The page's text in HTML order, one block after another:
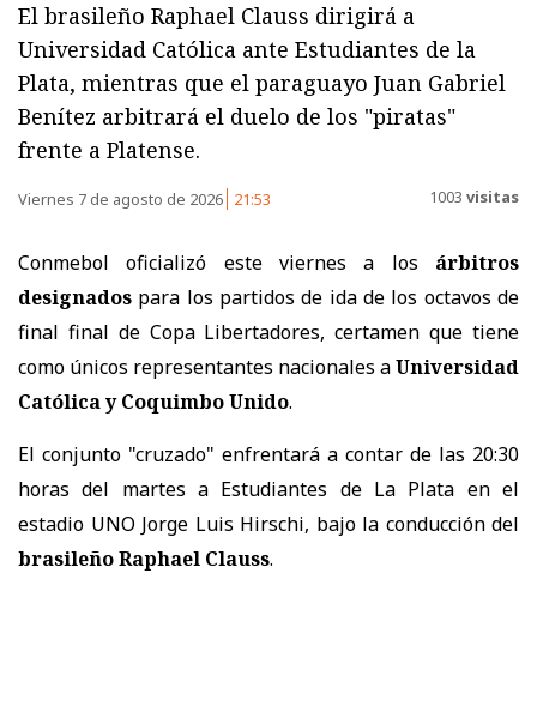
El brasileño Raphael Clauss dirigirá a
Universidad Católica ante Estudiantes de la
Plata, mientras que el paraguayo Juan Gabriel
Benítez arbitrará el duelo de los "piratas"
frente a Platense.
Viernes 7 de agosto de 2026 21:53 1003 visitas
Conmebol oficializó este viernes a los árbitros
designados para los partidos de ida de los octavos de
final final de Copa Libertadores, certamen que tiene
como únicos representantes nacionales aUniversidad
Católica y Coquimbo Unido.
El conjunto "cruzado" enfrentará a contar de las 20:30
horas del martes a Estudiantes de La Plata en el
estadio UNO Jorge Luis Hirschi, bajo la conducción del
brasileño Raphael Clauss.